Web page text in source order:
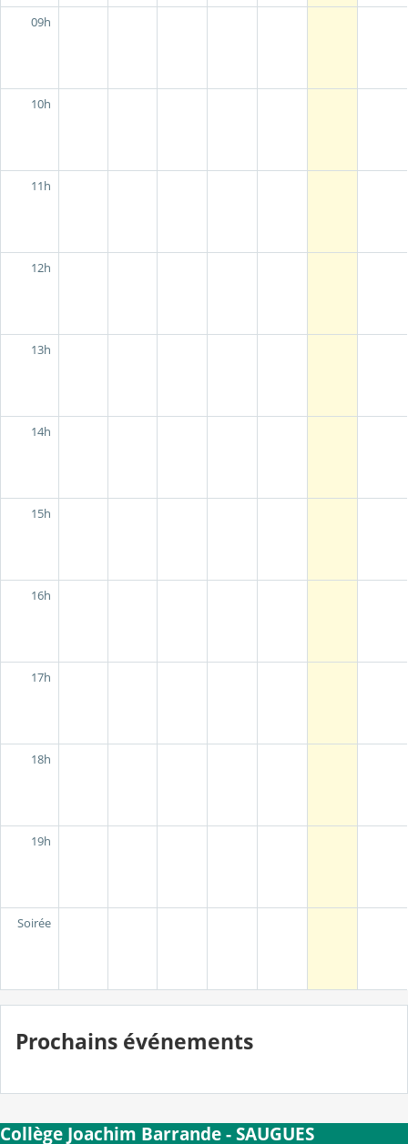
09h
10h
11h
12h
13h
14h
15h
16h
17h
18h
19h
Soirée
Prochains événements
Collège Joachim Barrande - SAUGUES